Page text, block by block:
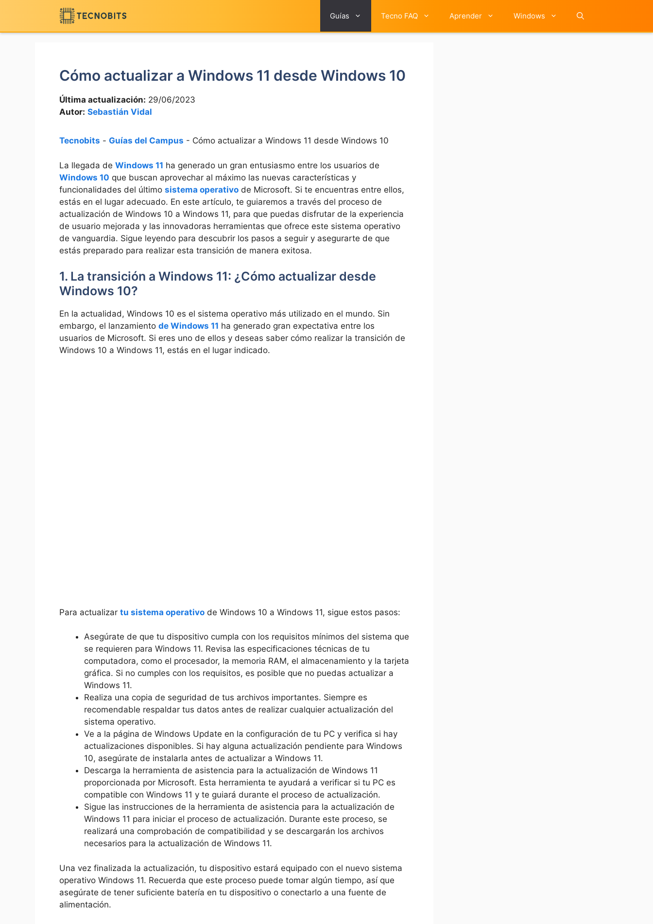
contenido
Guías Tecno FAQ Aprender Windows
Cómo actualizar a Windows 11 desde Windows 10
Última actualización: 29/06/2023
Autor: Sebastián Vidal
Tecnobits - Guías del Campus - Cómo actualizar a Windows 11 desde Windows 10
La llegada de Windows 11 ha generado un gran entusiasmo entre los usuarios de
Windows 10 que buscan aprovechar al máximo las nuevas características y
funcionalidades del último sistema operativo de Microsoft. Si te encuentras entre ellos,
estás en el lugar adecuado. En este artículo, te guiaremos a través del proceso de
actualización de Windows 10 a Windows 11, para que puedas disfrutar de la experiencia
de usuario mejorada y las innovadoras herramientas que ofrece este sistema operativo
de vanguardia. Sigue leyendo para descubrir los pasos a seguir y asegurarte de que
estás preparado para realizar esta transición de manera exitosa.
1. La transición a Windows 11: ¿Cómo actualizar desde
Windows 10?
En la actualidad, Windows 10 es el sistema operativo más utilizado en el mundo. Sin
embargo, el lanzamiento de Windows 11 ha generado gran expectativa entre los
usuarios de Microsoft. Si eres uno de ellos y deseas saber cómo realizar la transición de
Windows 10 a Windows 11, estás en el lugar indicado.
Para actualizar tu sistema operativo de Windows 10 a Windows 11, sigue estos pasos:
Asegúrate de que tu dispositivo cumpla con los requisitos mínimos del sistema que
se requieren para Windows 11. Revisa las especificaciones técnicas de tu
computadora, como el procesador, la memoria RAM, el almacenamiento y la tarjeta
gráfica. Si no cumples con los requisitos, es posible que no puedas actualizar a
Windows 11.
Realiza una copia de seguridad de tus archivos importantes. Siempre es
recomendable respaldar tus datos antes de realizar cualquier actualización del
sistema operativo.
Ve a la página de Windows Update en la configuración de tu PC y verifica si hay
actualizaciones disponibles. Si hay alguna actualización pendiente para Windows
10, asegúrate de instalarla antes de actualizar a Windows 11.
Descarga la herramienta de asistencia para la actualización de Windows 11
proporcionada por Microsoft. Esta herramienta te ayudará a verificar si tu PC es
compatible con Windows 11 y te guiará durante el proceso de actualización.
Sigue las instrucciones de la herramienta de asistencia para la actualización de
Windows 11 para iniciar el proceso de actualización. Durante este proceso, se
realizará una comprobación de compatibilidad y se descargarán los archivos
necesarios para la actualización de Windows 11.
Una vez finalizada la actualización, tu dispositivo estará equipado con el nuevo sistema
operativo Windows 11. Recuerda que este proceso puede tomar algún tiempo, así que
asegúrate de tener suficiente batería en tu dispositivo o conectarlo a una fuente de
alimentación.